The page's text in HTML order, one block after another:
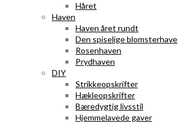
Håret
Haven
Haven året rundt
Den spiselige blomsterhave
Rosenhaven
Prydhaven
DIY
Strikkeopskrifter
Hækleopskrifter
Bæredygtig livsstil
Hjemmelavede gaver